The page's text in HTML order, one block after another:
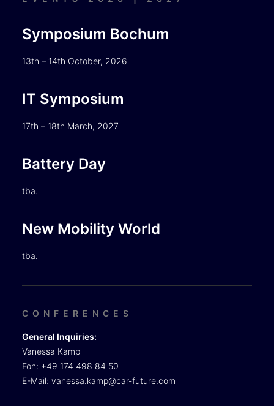
Symposium Bochum
13th – 14th October, 2026
IT Symposium
17th – 18th March, 2027
Battery Day
tba.
New Mobility World
tba.
CONFERENCES
General Inquiries:
Vanessa Kamp
Fon: +49 174 498 84 50
E-Mail: vanessa.kamp@car-future.com